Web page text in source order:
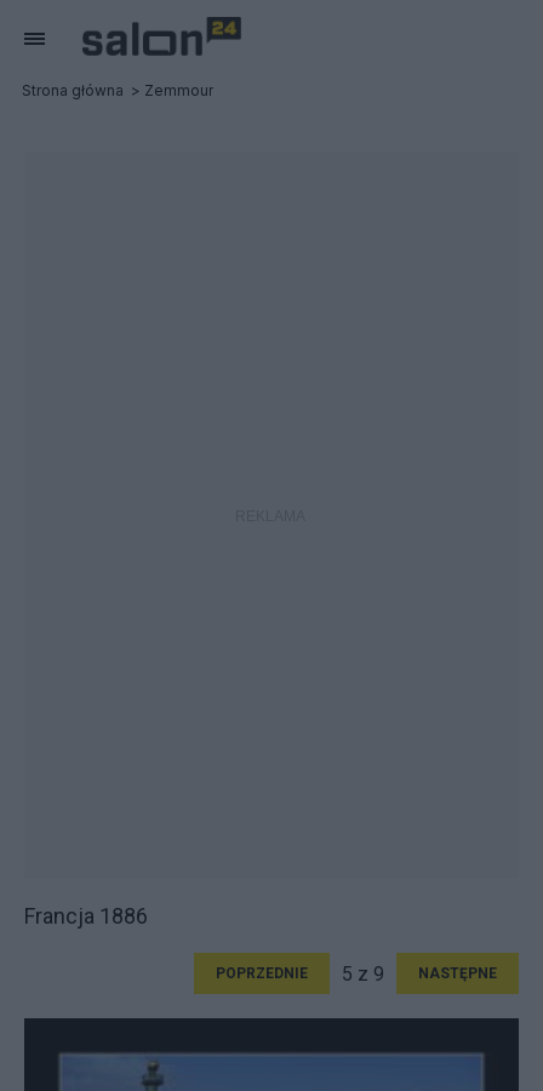
Strona główna Zemmour
Francja 1886
POPRZEDNIE 5 z 9 NASTĘPNE